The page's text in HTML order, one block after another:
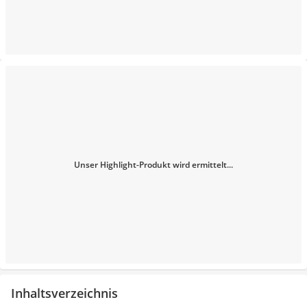
Unser Highlight-Produkt wird ermittelt...
Inhaltsverzeichnis